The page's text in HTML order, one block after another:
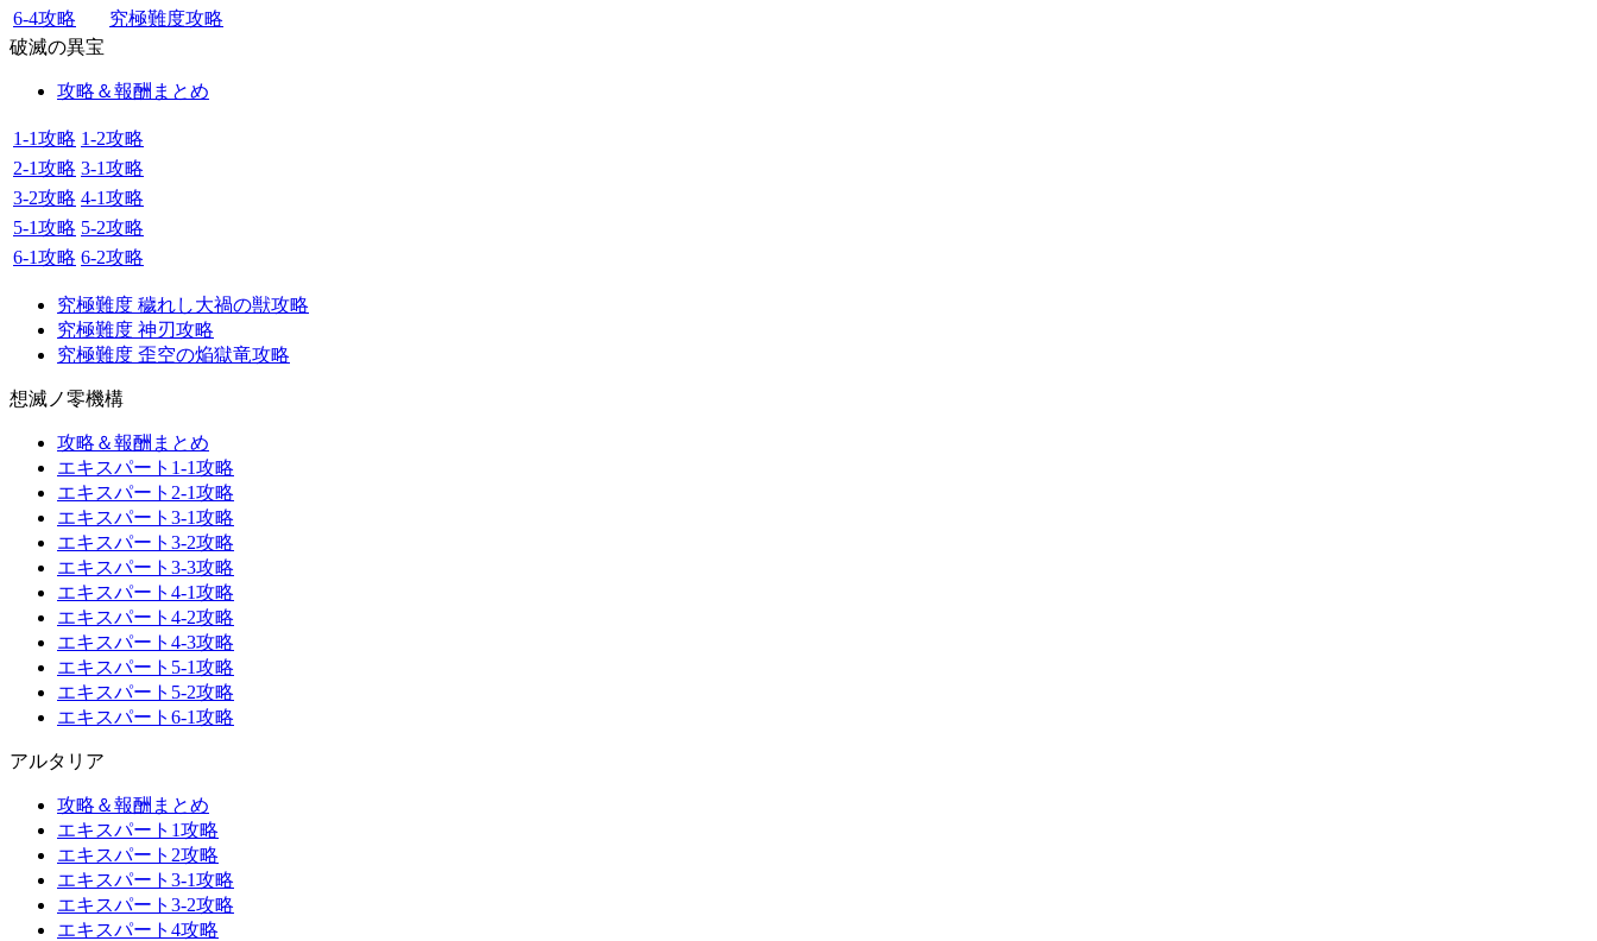
6-4攻略
究極難度攻略
破滅の異宝
攻略＆報酬まとめ
1-1攻略 1-2攻略
2-1攻略 3-1攻略
3-2攻略 4-1攻略
5-1攻略 5-2攻略
6-1攻略 6-2攻略
究極難度 穢れし大禍の獣攻略
究極難度 神刃攻略
究極難度 歪空の焔獄竜攻略
想滅ノ零機構
攻略＆報酬まとめ
エキスパート1-1攻略
エキスパート2-1攻略
エキスパート3-1攻略
エキスパート3-2攻略
エキスパート3-3攻略
エキスパート4-1攻略
エキスパート4-2攻略
エキスパート4-3攻略
エキスパート5-1攻略
エキスパート5-2攻略
エキスパート6-1攻略
アルタリア
攻略＆報酬まとめ
エキスパート1攻略
エキスパート2攻略
エキスパート3-1攻略
エキスパート3-2攻略
エキスパート4攻略